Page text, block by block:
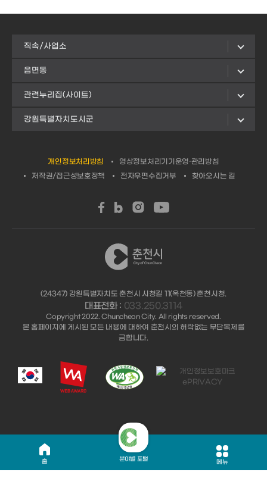
홈 분야별 포털 메뉴
직속/사업소
읍면동
관련누리집(사이트)
강원특별자치도시군
개인정보처리방침
영상정보처리기기운영·관리방침
저작권/접근성보호정책
전자우편수집거부 찾아오시는 길
(24347) 강원특별자치도 춘천시 시청길 11(옥천동) 춘천시청.
대표전화 : 033.250.3114
Copyright 2022. Chuncheon City. All rights reserved.
본 홈페이지에 게시된 모든 내용에 대하여 춘천시의 허락없는 무단복제를
금합니다.